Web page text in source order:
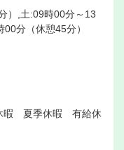
）,土:09時00分～13
分（休憩45分）
暇 夏季休暇 有給休